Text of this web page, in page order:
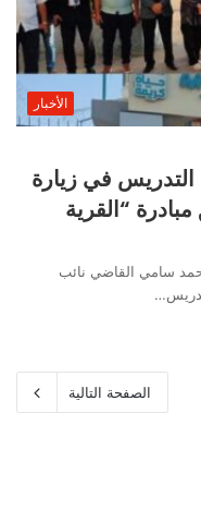
الأخبار
في زيارة
“القرية
سامي القاضي نائب
الصفحة التالية